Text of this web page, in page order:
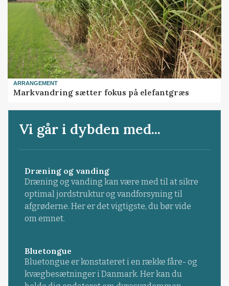
ARRANGEMENT
Markvandring sætter fokus på elefantgræs
Vi går i dybden med...
Dræning og vanding
Dræning og vanding kan være med til at sikre
optimal jordstruktur og vandforsyning til
afgrøderne. Her er det vigtigste, du bør vide
om emnet.
Bluetongue
Bluetongue er konstateret i en række fåre- og
kvægbesætninger i Danmark. Her kan du